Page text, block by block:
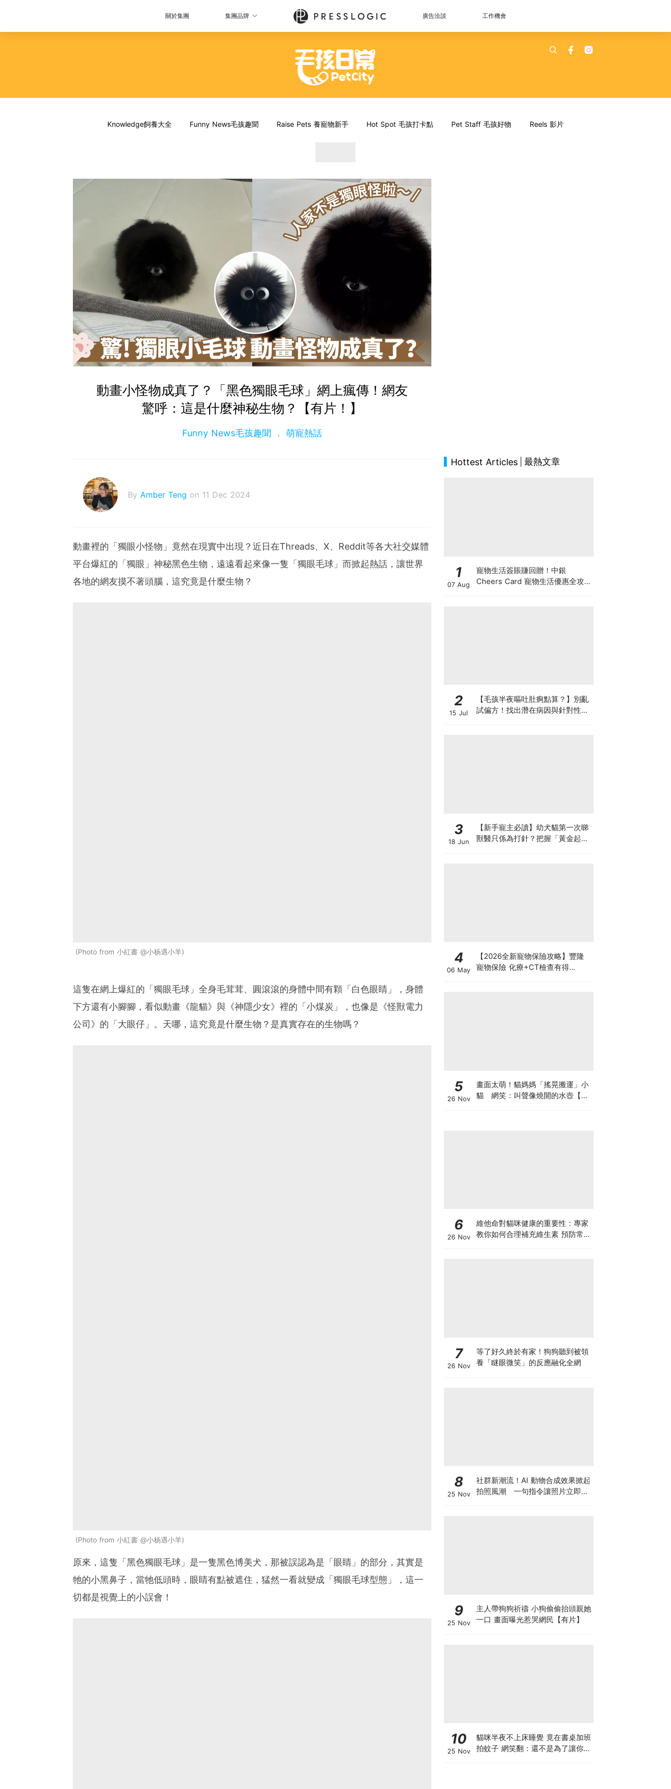
關於集團 集團品牌 廣告洽談 工作機會
Knowledge飼養大全 Funny News毛孩趣聞 Raise Pets 養寵物新手 Hot Spot 毛孩打卡點 Pet Staff 毛孩好物 Reels 影片
動畫小怪物成真了？「黑色獨眼毛球」網上瘋傳！網友
驚呼：這是什麼神秘生物？【有片！】
Funny News毛孩趣聞 萌寵熱話
By Amber Teng on 11 Dec 2024
動畫裡的「獨眼小怪物」竟然在現實中出現？近日在Threads、X、Reddit等各大社交媒體
平台爆紅的「獨眼」神秘黑色生物，遠遠看起來像一隻「獨眼毛球」而掀起熱話，讓世界
各地的網友摸不著頭腦，這究竟是什麼生物？
Photo from 小紅書 @小杨遇小羊
這隻在網上爆紅的「獨眼毛球」全身毛茸茸、圓滾滾的身體中間有顆「白色眼睛」，身體
下方還有小腳腳，看似動畫《龍貓》與《神隱少女》裡的「小煤炭」，也像是《怪獸電力
公司》的「大眼仔」。天哪，這究竟是什麼生物？是真實存在的生物嗎？
Photo from 小紅書 @小杨遇小羊
原來，這隻「黑色獨眼毛球」是一隻黑色博美犬，那被誤認為是「眼睛」的部分，其實是
牠的小黑鼻子，當牠低頭時，眼睛有點被遮住，猛然一看就變成「獨眼毛球型態」，這一
切都是視覺上的小誤會！
Hottest Articles 最熱文章
1
07 Aug
寵物生活簽賬賺回贈！中銀
Cheers Card 寵物生活優惠全攻
2
15 Jul
【毛孩半夜嘔吐肚痾點算？】別亂
試偏方！找出潛在病因與針對性營
3
18 Jun
【新手寵主必讀】幼犬貓第一次睇
獸醫只係為打針？把握「黃金起跑
4
06 May
【2026全新寵物保險攻略】豐隆
寵物保險 化療+CT檢查有得
5
26 Nov
畫面太萌！貓媽媽「搖晃搬運」小
貓 網笑：叫聲像燒開的水壺【有
6
26 Nov
維他命對貓咪健康的重要性：專家
教你如何合理補充維生素 預防常見
7
26 Nov
等了好久終於有家！狗狗聽到被領
養「瞇眼微笑」的反應融化全網
8
25 Nov
社群新潮流！AI 動物合成效果掀起
拍照風潮 一句指令讓照片立即升
9
25 Nov
主人帶狗狗祈禱 小狗偷偷抬頭親她
一口 畫面曝光惹哭網民【有片】
10
25 Nov
貓咪半夜不上床睡覺 竟在書桌加班
拍蚊子 網笑翻：還不是為了讓你睡